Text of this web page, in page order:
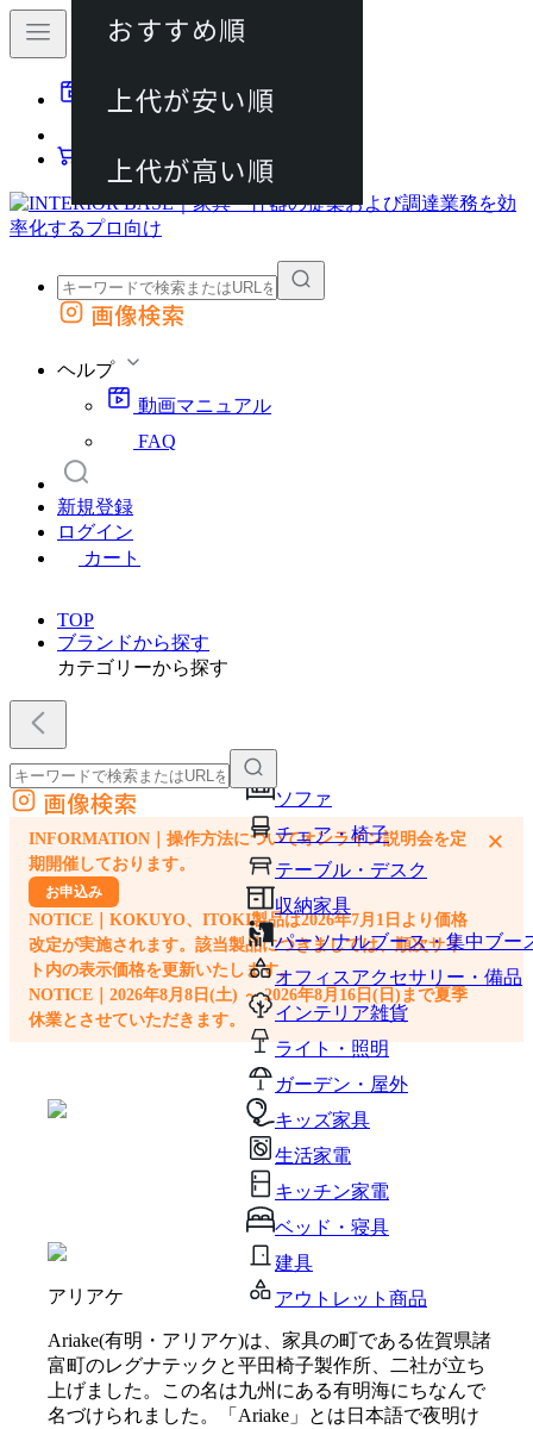
動画マニュアル
カート
外部サイトの商品をカートに追加
画像検索
ヘルプ
動画マニュアル
FAQ
新規登録
ログイン
カート
TOP
ブランドから探す
カテゴリーから探す
ソファ
チェア・椅子
テーブル・デスク
収納家具
パーソナルブース・集中ブー
オフィスアクセサリー・備品
インテリア雑貨
ライト・照明
ガーデン・屋外
キッズ家具
生活家電
キッチン家電
ベッド・寝具
建具
アウトレット商品
外部サイトの商品をカートに追加
他のサイトで見つけた商品ページのURLを貼り付けて、カートに追加できます
画像検索
INFORMATION｜操作方法についてオンライン説明会を定
期開催しております。
お申込み
NOTICE｜KOKUYO、ITOKI製品は2026年7月1日より価格
改定が実施されます。該当製品につきましては、順次サイ
ト内の表示価格を更新いたします。
NOTICE｜2026年8月8日(土) ～ 2026年8月16日(日)まで夏季
休業とさせていただきます。
×
アリアケ
Ariake(有明・アリアケ)は、家具の町である佐賀県諸
富町のレグナテックと平田椅子製作所、二社が立ち
上げました。この名は九州にある有明海にちなんで
名づけられました。「Ariake」とは日本語で夜明け
おすすめ順
上代が安い順
上代が高い順